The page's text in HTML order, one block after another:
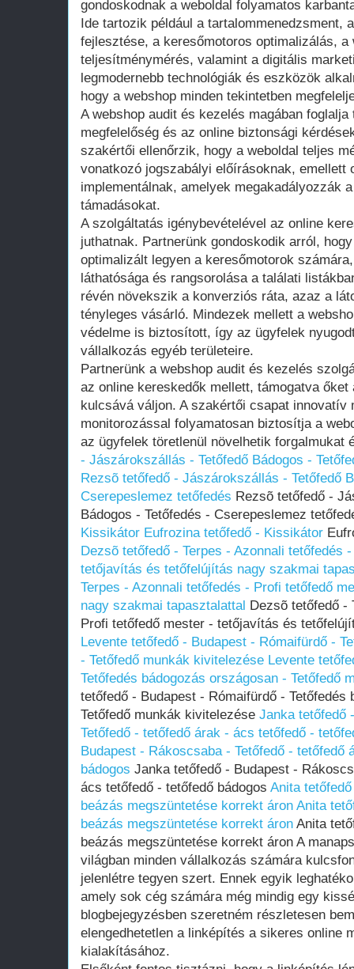
gondoskodnak a weboldal folyamatos
Ide tartozik például a tartalommenedzsment,
fejlesztése, a keresőmotoros optimalizálás, a
teljesítménymérés, valamint a digitális
legmodernebb technológiák és eszközök
hogy a webshop minden tekintetben
A webshop audit és kezelés magában
megfelelőség és az online biztonsági
szakértői ellenőrzik, hogy a weboldal teljes
vonatkozó jogszabályi előírásoknak, emellett
implementálnak, amelyek megakadályozzák
támadásokat.
A szolgáltatás igénybevételével az online
juthatnak. Partnerünk gondoskodik arról,
optimalizált legyen a keresőmotorok
láthatósága és rangsorolása a találati
révén növekszik a konverziós ráta, azaz a
tényleges vásárló. Mindezek mellett a
védelme is biztosított, így az ügyfelek
vállalkozás egyéb területeire.
Partnerünk a webshop audit és kezelés
az online kereskedők mellett, támogatva
kulcsává váljon. A szakértői csapat innovatív
monitorozással folyamatosan biztosítja a
az ügyfelek töretlenül növelhetik forgalmukat
- Jászárokszállás - Tetőfedő Bádogos -
Rezsõ tetőfedő - Jászárokszállás - Tetőfedő
Cserepeslemez tetőfedés Rezsõ tetőfedő -
Bádogos - Tetőfedés - Cserepeslemez
Kissikátor Eufrozina tetőfedő - Kissikátor
Dezsõ tetőfedő - Terpes - Azonnali tetőfedés
tetőjavítás és tetőfelújítás nagy szakmai
Terpes - Azonnali tetőfedés - Profi tetőfedő
nagy szakmai tapasztalattal Dezsõ tetőfedő -
Profi tetőfedő mester - tetőjavítás és
Levente tetőfedő - Budapest - Rómaifürdő -
- Tetőfedő munkák kivitelezése Levente
Tetőfedés bádogozás országosan - Tetőfedő
tetőfedő - Budapest - Rómaifürdő - Tetőfedés
Tetőfedő munkák kivitelezése Janka tetőfedő
Tetőfedő - tetőfedő árak - ács tetőfedő -
Budapest - Rákoscsaba - Tetőfedő - tetőfedő
bádogos Janka tetőfedő - Budapest -
ács tetőfedő - tetőfedő bádogos Anita
beázás megszüntetése korrekt áron Anita
beázás megszüntetése korrekt áron Anita
beázás megszüntetése korrekt áron A
világban minden vállalkozás számára
jelenlétre tegyen szert. Ennek egyik
amely sok cég számára még mindig egy
blogbejegyzésben szeretném részletesen
elengedhetetlen a linképítés a sikeres online
kialakításához.